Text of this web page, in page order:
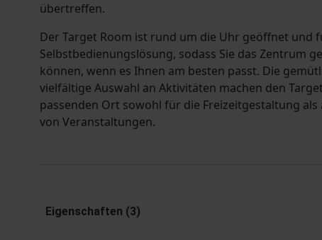
übertreffen.
Der Target Room ist rund um die Uhr geöffnet und
Selbstbedienungslösung, sodass Sie das Zentrum
können, wenn es Ihnen am besten passt. Die
vielfältige Auswahl an Aktivitäten machen den
passenden Ort sowohl für die Freizeitgestaltung
von Veranstaltungen.
Eigenschaften (3)